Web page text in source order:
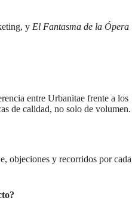
y El Fantasma de la Ópera
entre Urbanitae frente a los
de calidad, no solo de volumen.
objeciones y recorridos por cada